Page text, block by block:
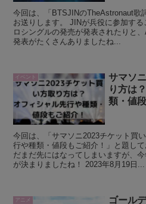
今回は、「BTSJINのTheAstronaut歌
お送りします。 JINが兵役に参加す
ロシングルの発売が発表されたりと
発表がたくさんありましたね...
イベント
サマソ
り方は
類・値
今回は、「サマソニ2023チケット買
行や種類・値段もご紹介！」と題し
だまだ先にはなってしまいますが、
が決まりましたね！ 2023年8月19日...
アニメ
ゴール